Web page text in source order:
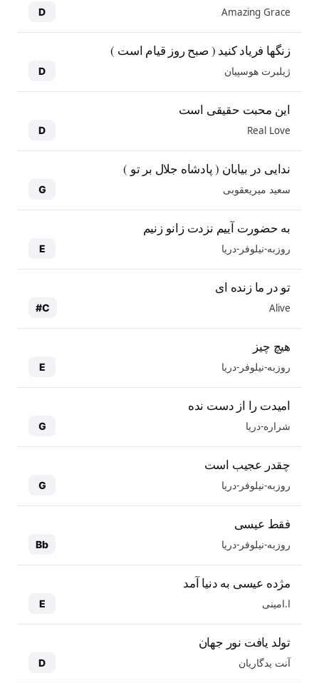
Amazing Grace
D
زنگها فریاد کنید ( صبح روز قیام است )
ژیلبرت هوسپیان D
این محبت حقیقی است
Real Love
D
ندایی در بیابان ( پادشاه جلال بر تو )
سعید میریعقوبی G
به حضورت آییم نزدت زانو زنیم
روزبه-نیلوفر-دریا E
تو در ما زنده ای
Alive
C#
هیچ چیز
روزبه-نیلوفر-دریا E
امیدت را از دست نده
شراره-دریا G
چقدر عجیب است
روزبه-نیلوفر-دریا G
فقط عیسی
روزبه-نیلوفر-دریا Bb
مژده عیسی به دنیا آمد
ا.امینی E
تولد یافت نور جهان
آنت یدگاریان D